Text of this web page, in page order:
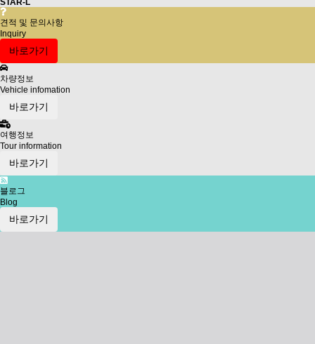
STAR-L
견적 및 문의사항
Inquiry
바로가기
차량정보
Vehicle infomation
바로가기
여행정보
Tour information
바로가기
블로그
Blog
바로가기